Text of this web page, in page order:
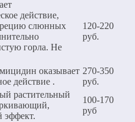
действие,
слюнных
горла. Не
120-220
руб.
оказывает
действие .
270-350
руб.
растительный
эффект.
100-170
руб